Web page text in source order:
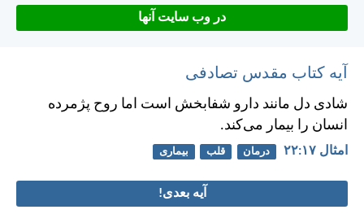
در وب سایت آنها
آیه کتاب مقدس تصادفی
شادی دل مانند دارو شفابخش است اما روح پژمرده
انسان را بيمار می‌كند.
امثال ۱۷:‏۲۲ درمان قلب بیماری
آیه بعدی!